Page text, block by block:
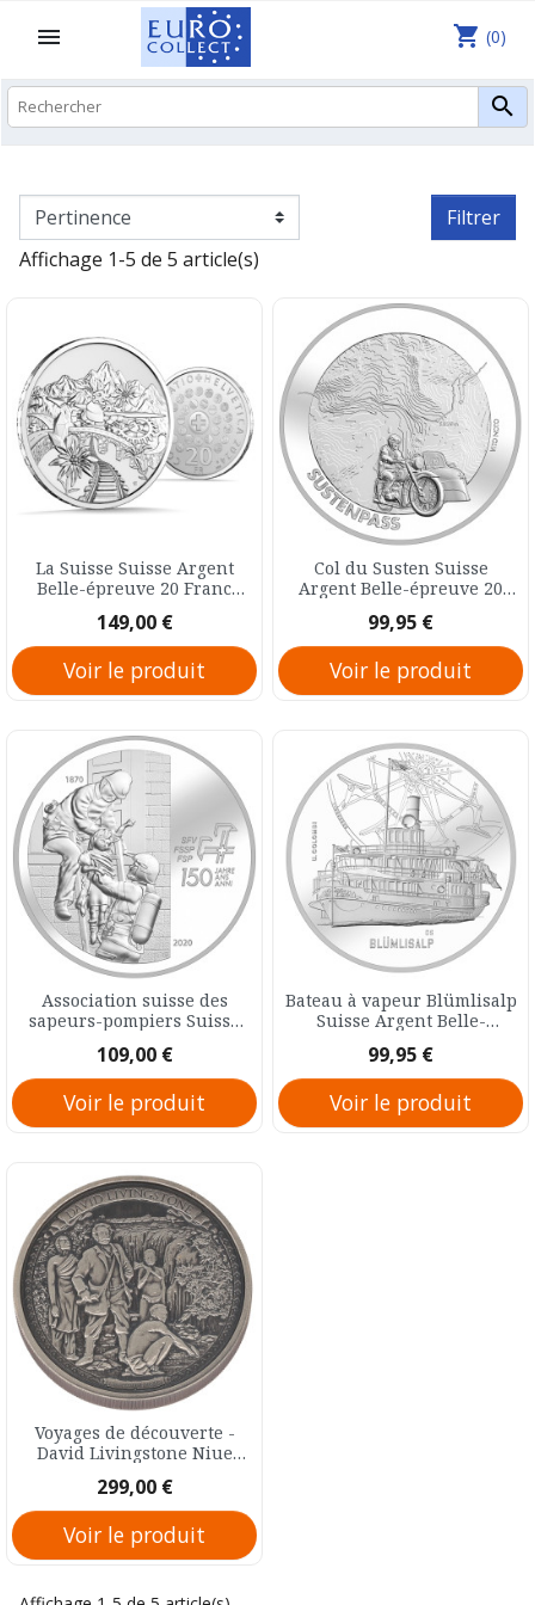


shopping_cart (0)
Filtrer
Affichage 1-5 de 5 article(s)
La Suisse Suisse Argent
Belle-épreuve 20 Franc
Prix
149,00 €
Voir le produit
Col du Susten Suisse
Argent Belle-épreuve 20
Prix
99,95 €
Voir le produit
Association suisse des
sapeurs-pompiers Suisse
Franc 2020
Prix
109,00 €
Voir le produit
Bateau à vapeur Blümlisalp
Suisse Argent Belle-
Prix
99,95 €
Voir le produit
Voyages de découverte -
David Livingstone Niue
Prix
299,00 €
Voir le produit